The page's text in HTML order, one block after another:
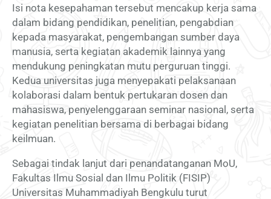
Isi nota kesepahaman tersebut mencakup kerja sama
dalam bidang pendidikan, penelitian, pengabdian
kepada masyarakat, pengembangan sumber daya
manusia, serta kegiatan akademik lainnya yang
mendukung peningkatan mutu perguruan tinggi.
Kedua universitas juga menyepakati pelaksanaan
kolaborasi dalam bentuk pertukaran dosen dan
mahasiswa, penyelenggaraan seminar nasional, serta
kegiatan penelitian bersama di berbagai bidang
keilmuan.
Sebagai tindak lanjut dari penandatanganan MoU,
Fakultas Ilmu Sosial dan Ilmu Politik (FISIP)
Universitas Muhammadiyah Bengkulu turut